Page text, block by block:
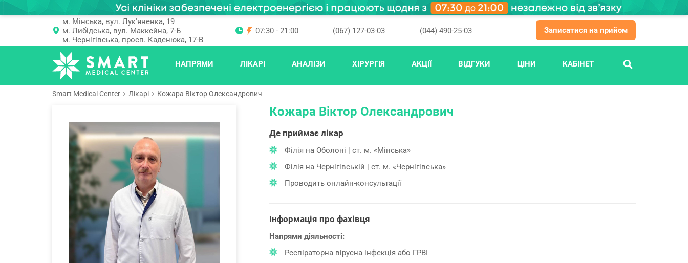
ПОШУК
м. Мінська, вул. Лук'яненка, 19
м. Либідська, вул. Маккейна, 7-Б
м. Чернігівська, просп. Каденюка, 17-В
07:30 - 21:00 (067) 127-03-03 (044) 490-25-03 Записатися на прийом
НАПРЯМИ ЛІКАРІ АНАЛІЗИ ХІРУРГІЯ АКЦІЇ ВІДГУКИ ЦІНИ КАБІНЕТ
Smart Medical Center Лікарі Кожара Віктор Олександрович
Кожара Віктор Олександрович
Де приймає лікар
Філія на Оболоні | ст. м. «Мінська»
Філія на Чернігівській | ст. м. «Чернігівська»
Проводить онлайн-консультації
Інформація про фахівця
Напрями діяльності:
Респіраторна вірусна інфекція або ГРВІ